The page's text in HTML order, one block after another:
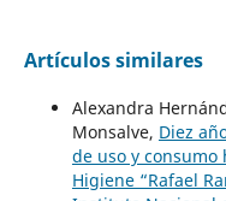
Artículos similares
Alexandra
Monsalve, Diez
de uso y
Higiene “Rafael